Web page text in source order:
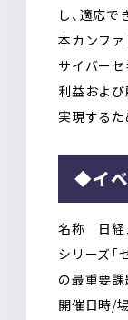
し、適応で
本カンファ
サイバー
利益および
実現するた
◆イ
名称 日経
シリーズ「
の最重要課
開催日時/